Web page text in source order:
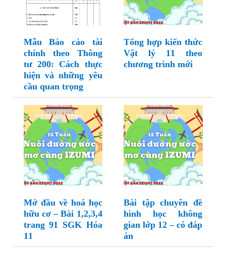
Mẫu Báo cáo tài
chính theo Thông
tư 200: Cách thực
hiện và những yêu
cầu quan trọng
Tổng hợp kiến thức
Vật lý 11 theo
chương trình mới
Mở đầu về hoá học
hữu cơ – Bài 1,2,3,4
trang 91 SGK Hóa
11
Bài tập chuyên đề
hình học không
gian lớp 12 – có đáp
án